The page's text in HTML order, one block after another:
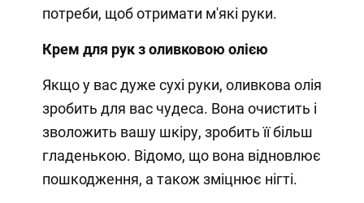
потреби, щоб отримати м'які руки.
Крем для рук з оливковою олією
Якщо у вас дуже сухі руки, оливкова олія
зробить для вас чудеса. Вона очистить і
зволожить вашу шкіру, зробить її більш
гладенькою. Відомо, що вона відновлює
пошкодження, а також зміцнює нігті.